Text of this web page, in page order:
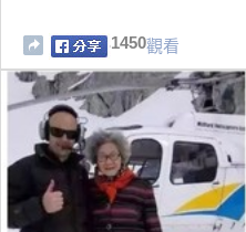
1450觀看